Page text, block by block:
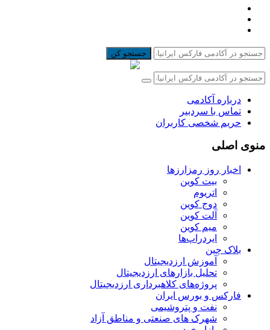
جستجو کن
درباره آکادمی
تماس با سردبیر
حریم شخصی کاربران
منوی اصلی
اخبار روز رمزارزها
بیت کوین
اتریوم
دوج کوین
آلت کوین
میم کوین‌
ایردراپ‌ها
بلاک چین
آموزش ارزدیجیتال
تحلیل بازارهای ارزدیجیتال
پروژه‌های کلاهبرداری ارزدیجیتال
فارکس و بورس ایران
نفت و پتروشیمی
شهرک های صنعتی و مناطق آزاد